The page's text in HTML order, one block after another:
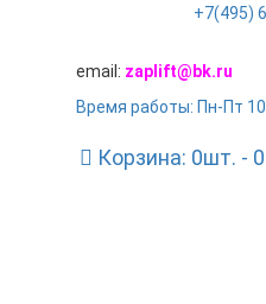
+7(495)
email: zaplift@bk.ru
Время работы: Пн-Пт
Корзина: 0шт. - 0